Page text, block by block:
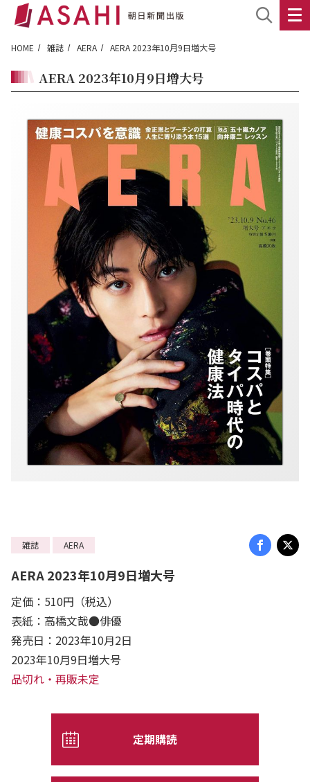
HOME 雑誌 AERA AERA 2023年10月9日増大号
AERA 2023年10月9日増大号
雑誌 AERA
AERA 2023年10月9日増大号
定価：510円（税込）
表紙：高橋文哉●俳優
発売日：2023年10月2日
2023年10月9日増大号
品切れ・再販未定
定期購読